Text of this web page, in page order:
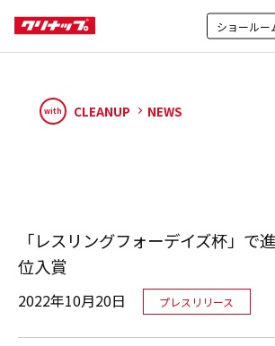
ショールー
with CLEANUP NEWS
「レスリングフォーデイズ杯」で
位入賞
2022年10月20日 プレスリリース